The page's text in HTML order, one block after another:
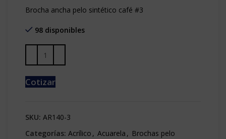
Brocha ancha pelo sintético café #3
98 disponibles
Cotizar
SKU: AR140-3
Categorías: Acrílico , Acuarela , Brochas pelo